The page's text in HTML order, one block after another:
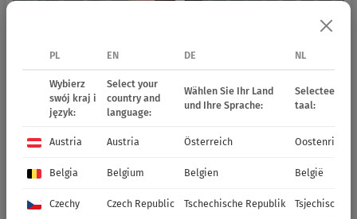
PL EN DE NL
Wybierz
swój kraj i
język:
Select your
country and
language:
Wählen Sie Ihr Land
und Ihre Sprache:
Selecteer uw
taal:
Austria Austria Österreich Oostenrijk
Belgia Belgium Belgien België
Czechy Czech Republic Tschechische Republik Tsjechische